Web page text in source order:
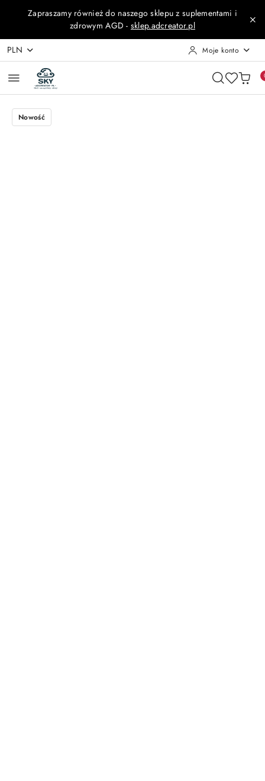
Przejdź do treści głównej
Przejdź do wyszukiwarki
Przejdź do moje konto
Przejdź do menu głównego
Przejdź do opisu produktu
Przejdź do stopki
Zapraszamy również do naszego sklepu z suplementami i
zdrowym AGD - sklep.adcreator.pl
PLN Moje konto
Nowość